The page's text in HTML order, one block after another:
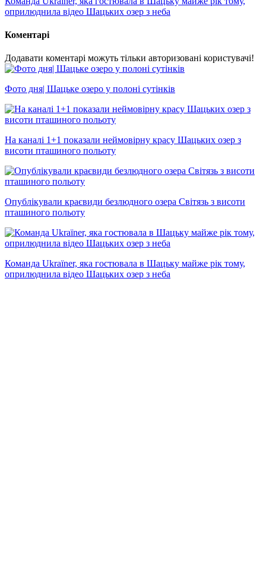
оприлюднила відео Шацьких озер з неба
Коментарі
Додавати коментарі можуть тільки авторизовані користувачі!
Фото дня| Шацьке озеро у полоні сутінків
На каналі 1+1 показали неймовірну красу Шацьких озер з
висоти пташиного польоту
Опублікували краєвиди безлюдного озера Світязь з висоти
пташиного польоту
Команда Ukraïner, яка гостювала в Шацьку майже рік тому,
оприлюднила відео Шацьких озер з неба